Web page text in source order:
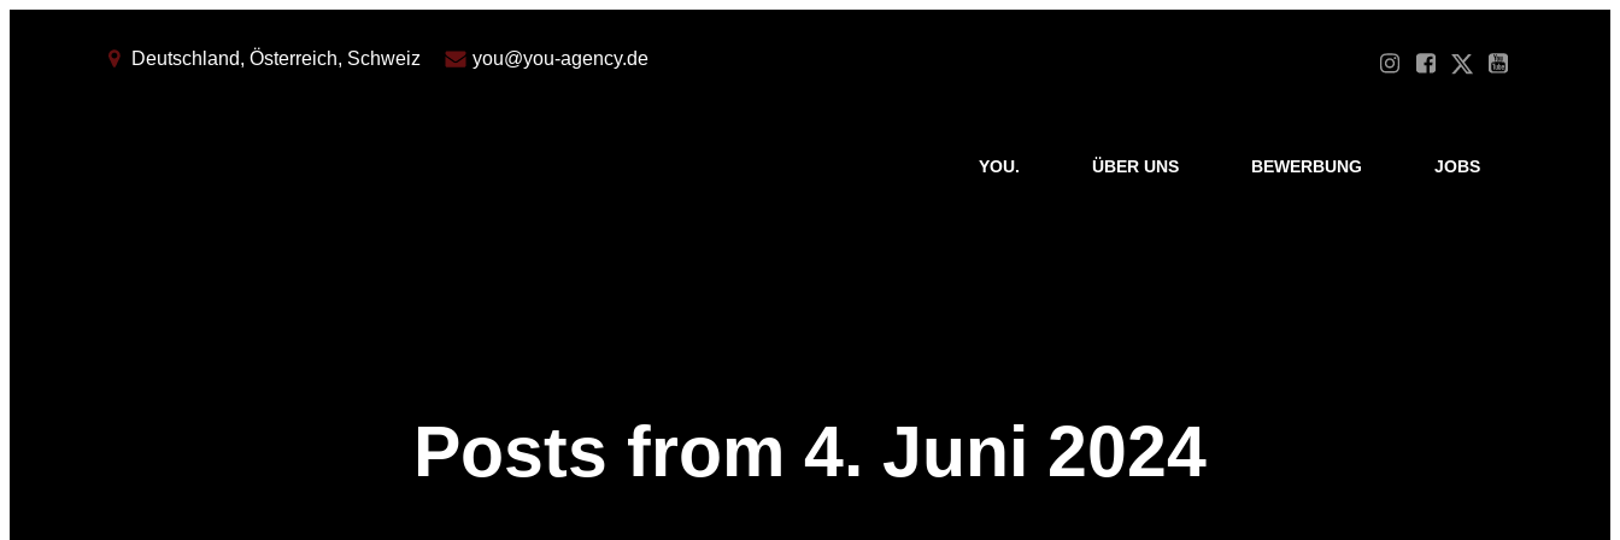
Deutschland, Österreich, Schweiz you@you-agency.de
YOU. ÜBER UNS BEWERBUNG JOBS
Posts from 4. Juni 2024